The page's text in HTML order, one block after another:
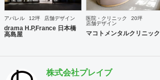
アパレル 12坪 店舗デザイン
drama H.P,France 日本橋
高島屋
医院・クリニック
20坪
店舗デザイン
マコトメンタルクリニック
株式会社プレイブ